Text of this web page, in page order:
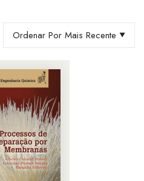
Ordenar Por Mais Recente